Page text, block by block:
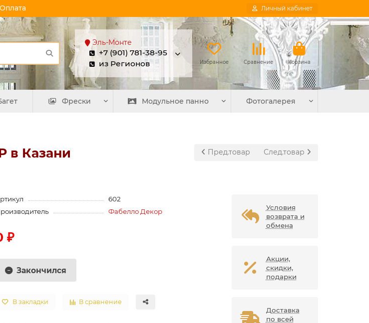
Оплата Личный кабинет
Эль-Монте
+7 (901) 781-38-95
из Регионов
Избранное Сравнение Корзина
Фрески Модульное панно Фотогалерея
Пред.товар След.товар
в Казани
602
Фабелло Декор
₽
Закончился
В закладки В сравнение
Условия
возврата и
обмена
Акции,
скидки,
подарки
Доставка
по всей